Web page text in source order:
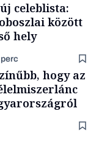
celeblista:
között
hely
hogy az